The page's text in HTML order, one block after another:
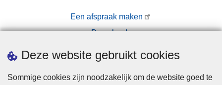
Deze website gebruikt cookies
Sommige cookies zijn noodzakelijk om de website goed te
Een afspraak maken
Downloads
Pers